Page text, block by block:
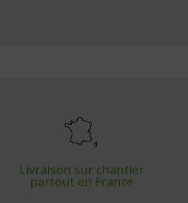
Livraison sur chantier
partout en France